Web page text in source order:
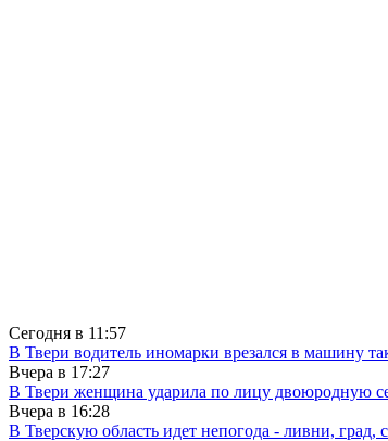
Сегодня в 11:57
В Твери водитель иномарки врезался в машину
Вчера в 17:27
В Твери женщина ударила по лицу двоюродную
Вчера в 16:28
В Тверскую область идет непогода - ливни, град,